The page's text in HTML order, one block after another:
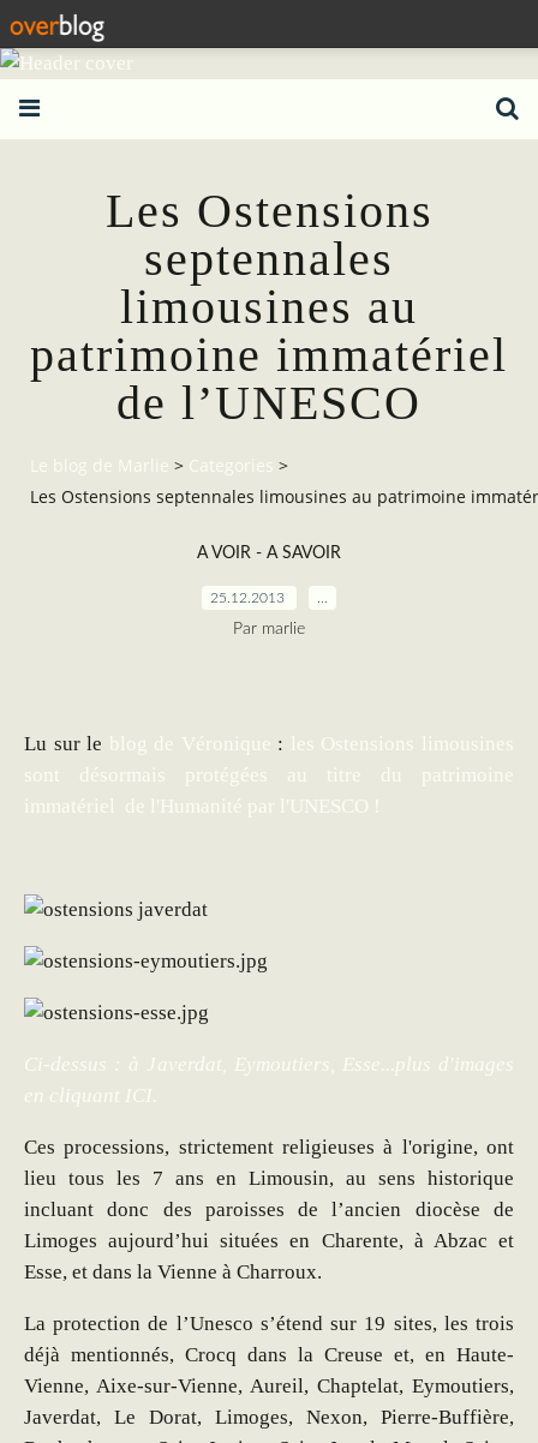
Les Ostensions
septennales
limousines au
patrimoine immatériel
de l’UNESCO
Le blog de Marlie > Categories
>
Les Ostensions septennales limousines au patrimoine
A VOIR - A SAVOIR
25.12.2013
Par marlie
Lu sur le blog de Véronique : les Ostensions limousines
sont désormais protégées au titre du patrimoine
immatériel de l'Humanité par l'UNESCO !
Ci-dessus : à Javerdat, Eymoutiers, Esse...plus d'images
en cliquant ICI.
Ces processions, strictement religieuses à l'origine, ont
lieu tous les 7 ans en Limousin, au sens historique
incluant donc des paroisses de l’ancien diocèse de
Limoges aujourd’hui situées en Charente, à Abzac et
Esse, et dans la Vienne à Charroux.
La protection de l’Unesco s’étend sur 19 sites, les trois
déjà mentionnés, Crocq dans la Creuse et, en Haute-
Vienne, Aixe-sur-Vienne, Aureil, Chaptelat, Eymoutiers,
Javerdat, Le Dorat, Limoges, Nexon, Pierre-Buffière,